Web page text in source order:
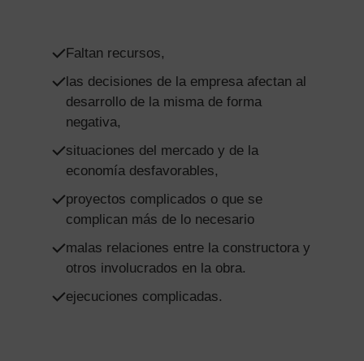
Faltan recursos,
las decisiones de la empresa afectan al
desarrollo de la misma de forma
negativa,
situaciones del mercado y de la
economía desfavorables,
proyectos complicados o que se
complican más de lo necesario
malas relaciones entre la constructora y
otros involucrados en la obra.
ejecuciones complicadas.